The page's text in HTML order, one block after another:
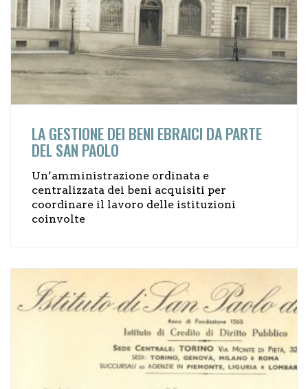
LA GESTIONE DEI BENI EBRAICI DA PARTE
DEL SAN PAOLO
Un’amministrazione ordinata e
centralizzata dei beni acquisiti per
coordinare il lavoro delle istituzioni
coinvolte